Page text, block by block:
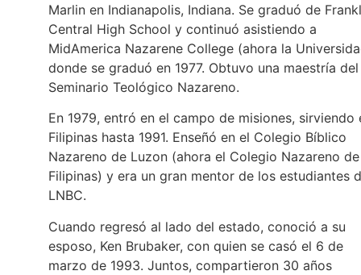
Marlin en Indianapolis, Indiana. Se graduó de
Central High School y continuó asistiendo a
MidAmerica Nazarene College (ahora la
donde se graduó en 1977. Obtuvo una maestría del
Seminario Teológico Nazareno.
En 1979, entró en el campo de misiones, sirviendo
Filipinas hasta 1991. Enseñó en el Colegio Bíblico
Nazareno de Luzon (ahora el Colegio Nazareno de
Filipinas) y era un gran mentor de los estudiantes
LNBC.
Cuando regresó al lado del estado, conoció a su
esposo, Ken Brubaker, con quien se casó el 6 de
marzo de 1993. Juntos, compartieron 30 años